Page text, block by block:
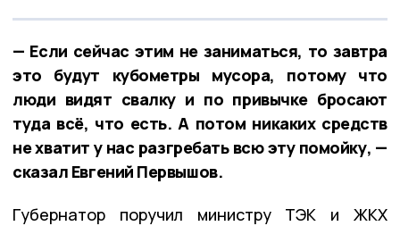
— Если сейчас этим не заниматься, то завтра
это будут кубометры мусора, потому что
люди видят свалку и по привычке бросают
туда всё, что есть. А потом никаких средств
не хватит у нас разгребать всю эту помойку, —
сказал Евгений Первышов.
Губернатор поручил министру ТЭК и ЖКХ